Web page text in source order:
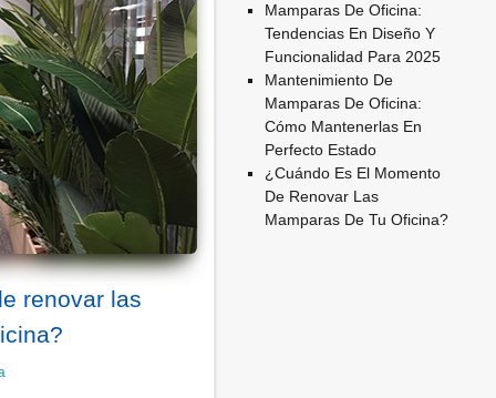
renovar las
Mamparas De Oficina:
Tendencias En Diseño Y
Funcionalidad Para 2025
Mantenimiento De
Mamparas De Oficina:
Cómo Mantenerlas En
Perfecto Estado
¿cuándo Es El Momento
De Renovar Las
Mamparas De Tu Oficina?